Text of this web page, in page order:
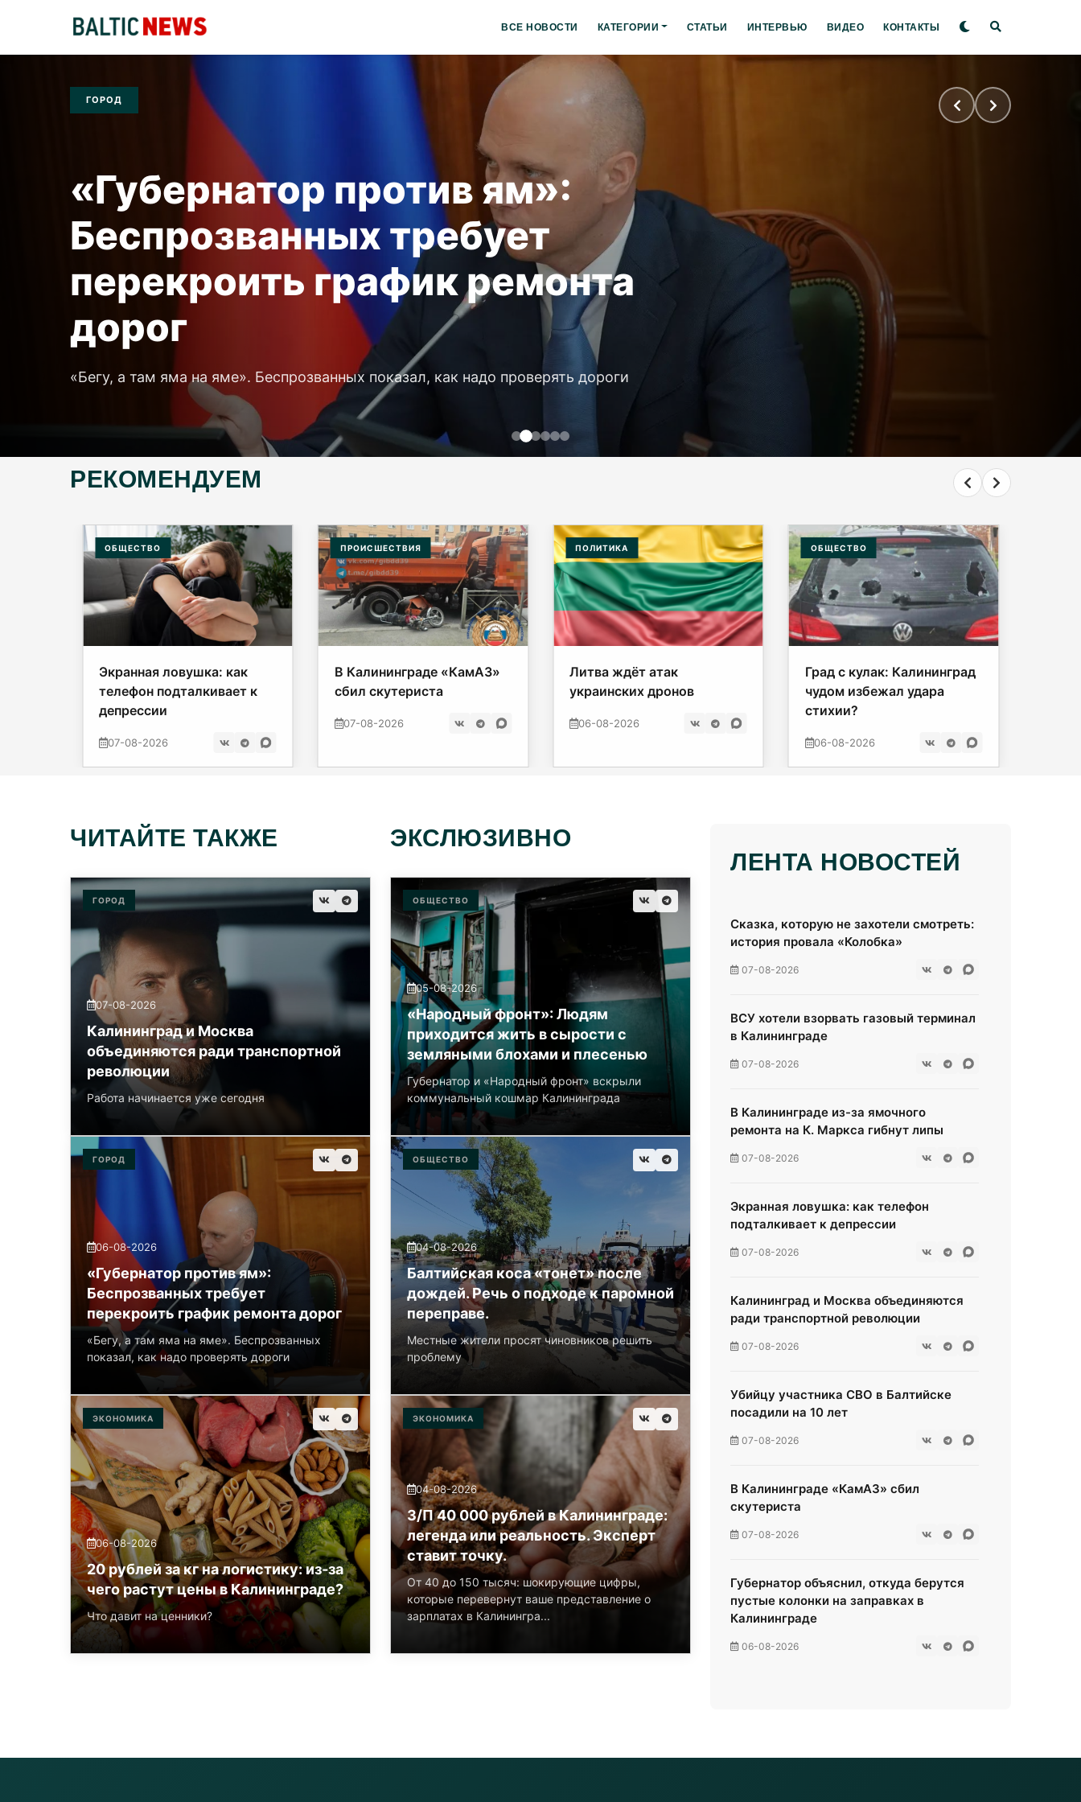
ВСЕ НОВОСТИ КАТЕГОРИИ СТАТЬИ ИНТЕРВЬЮ ВИДЕО КОНТАКТЫ
ГОРОД
«Губернатор против ям»:
Беспрозванных требует
перекроить график ремонта
дорог
«Бегу, а там яма на яме». Беспрозванных показал, как надо проверять дороги
РЕКОМЕНДУЕМ
ОБЩЕСТВО
Экранная ловушка: как
телефон подталкивает к
депрессии
07-08-2026
ПРОИСШЕСТВИЯ
В Калининграде «КамАЗ»
сбил скутериста
07-08-2026
ПОЛИТИКА
Литва ждёт атак
украинских дронов
06-08-2026
ОБЩЕСТВО
Град с кулак: Калининград
чудом избежал удара
стихии?
06-08-2026
ЧИТАЙТЕ ТАКЖЕ
ГОРОД
07-08-2026
Калининград и Москва
объединяются ради транспортной
революции
Работа начинается уже сегодня
ГОРОД
06-08-2026
«Губернатор против ям»:
Беспрозванных требует
перекроить график ремонта дорог
«Бегу, а там яма на яме». Беспрозванных
показал, как надо проверять дороги
ЭКОНОМИКА
06-08-2026
20 рублей за кг на логистику: из‑за
чего растут цены в Калининграде?
Что давит на ценники?
ЭКСЛЮЗИВНО
ОБЩЕСТВО
05-08-2026
«Народный фронт»: Людям
приходится жить в сырости с
земляными блохами и плесенью
Губернатор и «Народный фронт» вскрыли
коммунальный кошмар Калининграда
ОБЩЕСТВО
04-08-2026
Балтийская коса «тонет» после
дождей. Речь о подходе к паромной
переправе.
Местные жители просят чиновников решить
проблему
ЭКОНОМИКА
04-08-2026
З/П 40 000 рублей в Калининграде:
легенда или реальность. Эксперт
ставит точку.
От 40 до 150 тысяч: шокирующие цифры,
которые перевернут ваше представление о
зарплатах в Калинингра...
ЛЕНТА НОВОСТЕЙ
Сказка, которую не захотели смотреть:
история провала «Колобка»
07-08-2026
ВСУ хотели взорвать газовый терминал
в Калининграде
07-08-2026
В Калининграде из-за ямочного
ремонта на К. Маркса гибнут липы
07-08-2026
Экранная ловушка: как телефон
подталкивает к депрессии
07-08-2026
Калининград и Москва объединяются
ради транспортной революции
07-08-2026
Убийцу участника СВО в Балтийске
посадили на 10 лет
07-08-2026
В Калининграде «КамАЗ» сбил
скутериста
07-08-2026
Губернатор объяснил, откуда берутся
пустые колонки на заправках в
Калининграде
06-08-2026
06-08-2026